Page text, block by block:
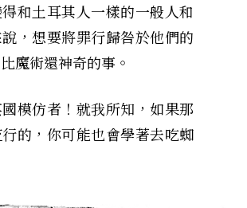
和土耳其人一樣的一般人和
，想要將罪行歸咎於他們的
魔術還神奇的事。
模仿者！就我所知，如果那
的，你可能也會學著去吃蜘